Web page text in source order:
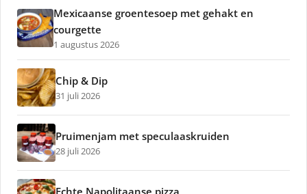
Mexicaanse groentesoep met gehakt en
courgette
1 augustus 2026
Chip & Dip
31 juli 2026
Pruimenjam met speculaaskruiden
28 juli 2026
Echte Napolitaanse pizza